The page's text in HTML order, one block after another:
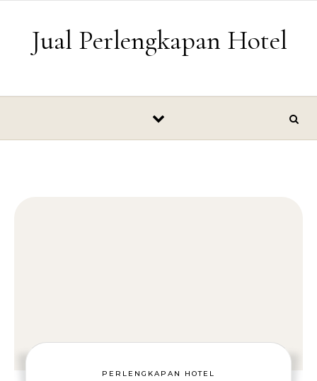
Jual Perlengkapan Hotel
PERLENGKAPAN HOTEL